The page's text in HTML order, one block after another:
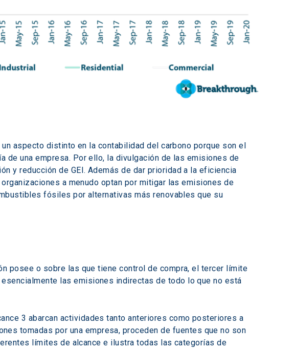
aspecto distinto en la contabilidad del carbono porque son el
una empresa. Por ello, la divulgación de las emisiones de
y reducción de GEI. Además de dar prioridad a la eficiencia
a menudo optan por mitigar las emisiones de
fósiles por alternativas más renovables que su
posee o sobre las que tiene control de compra, el tercer límite
las emisiones indirectas de todo lo que no está
3 abarcan actividades tanto anteriores como posteriores a
tomadas por una empresa, proceden de fuentes que no son
límites de alcance e ilustra todas las categorías de